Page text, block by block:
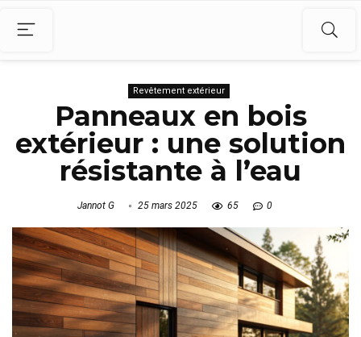
Revêtement extérieur
Panneaux en bois
extérieur : une solution
résistante à l’eau
Jannot G 25 mars 2025 65 0